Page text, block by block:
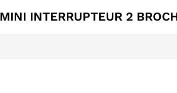
MINI INTERRUPTEUR 2